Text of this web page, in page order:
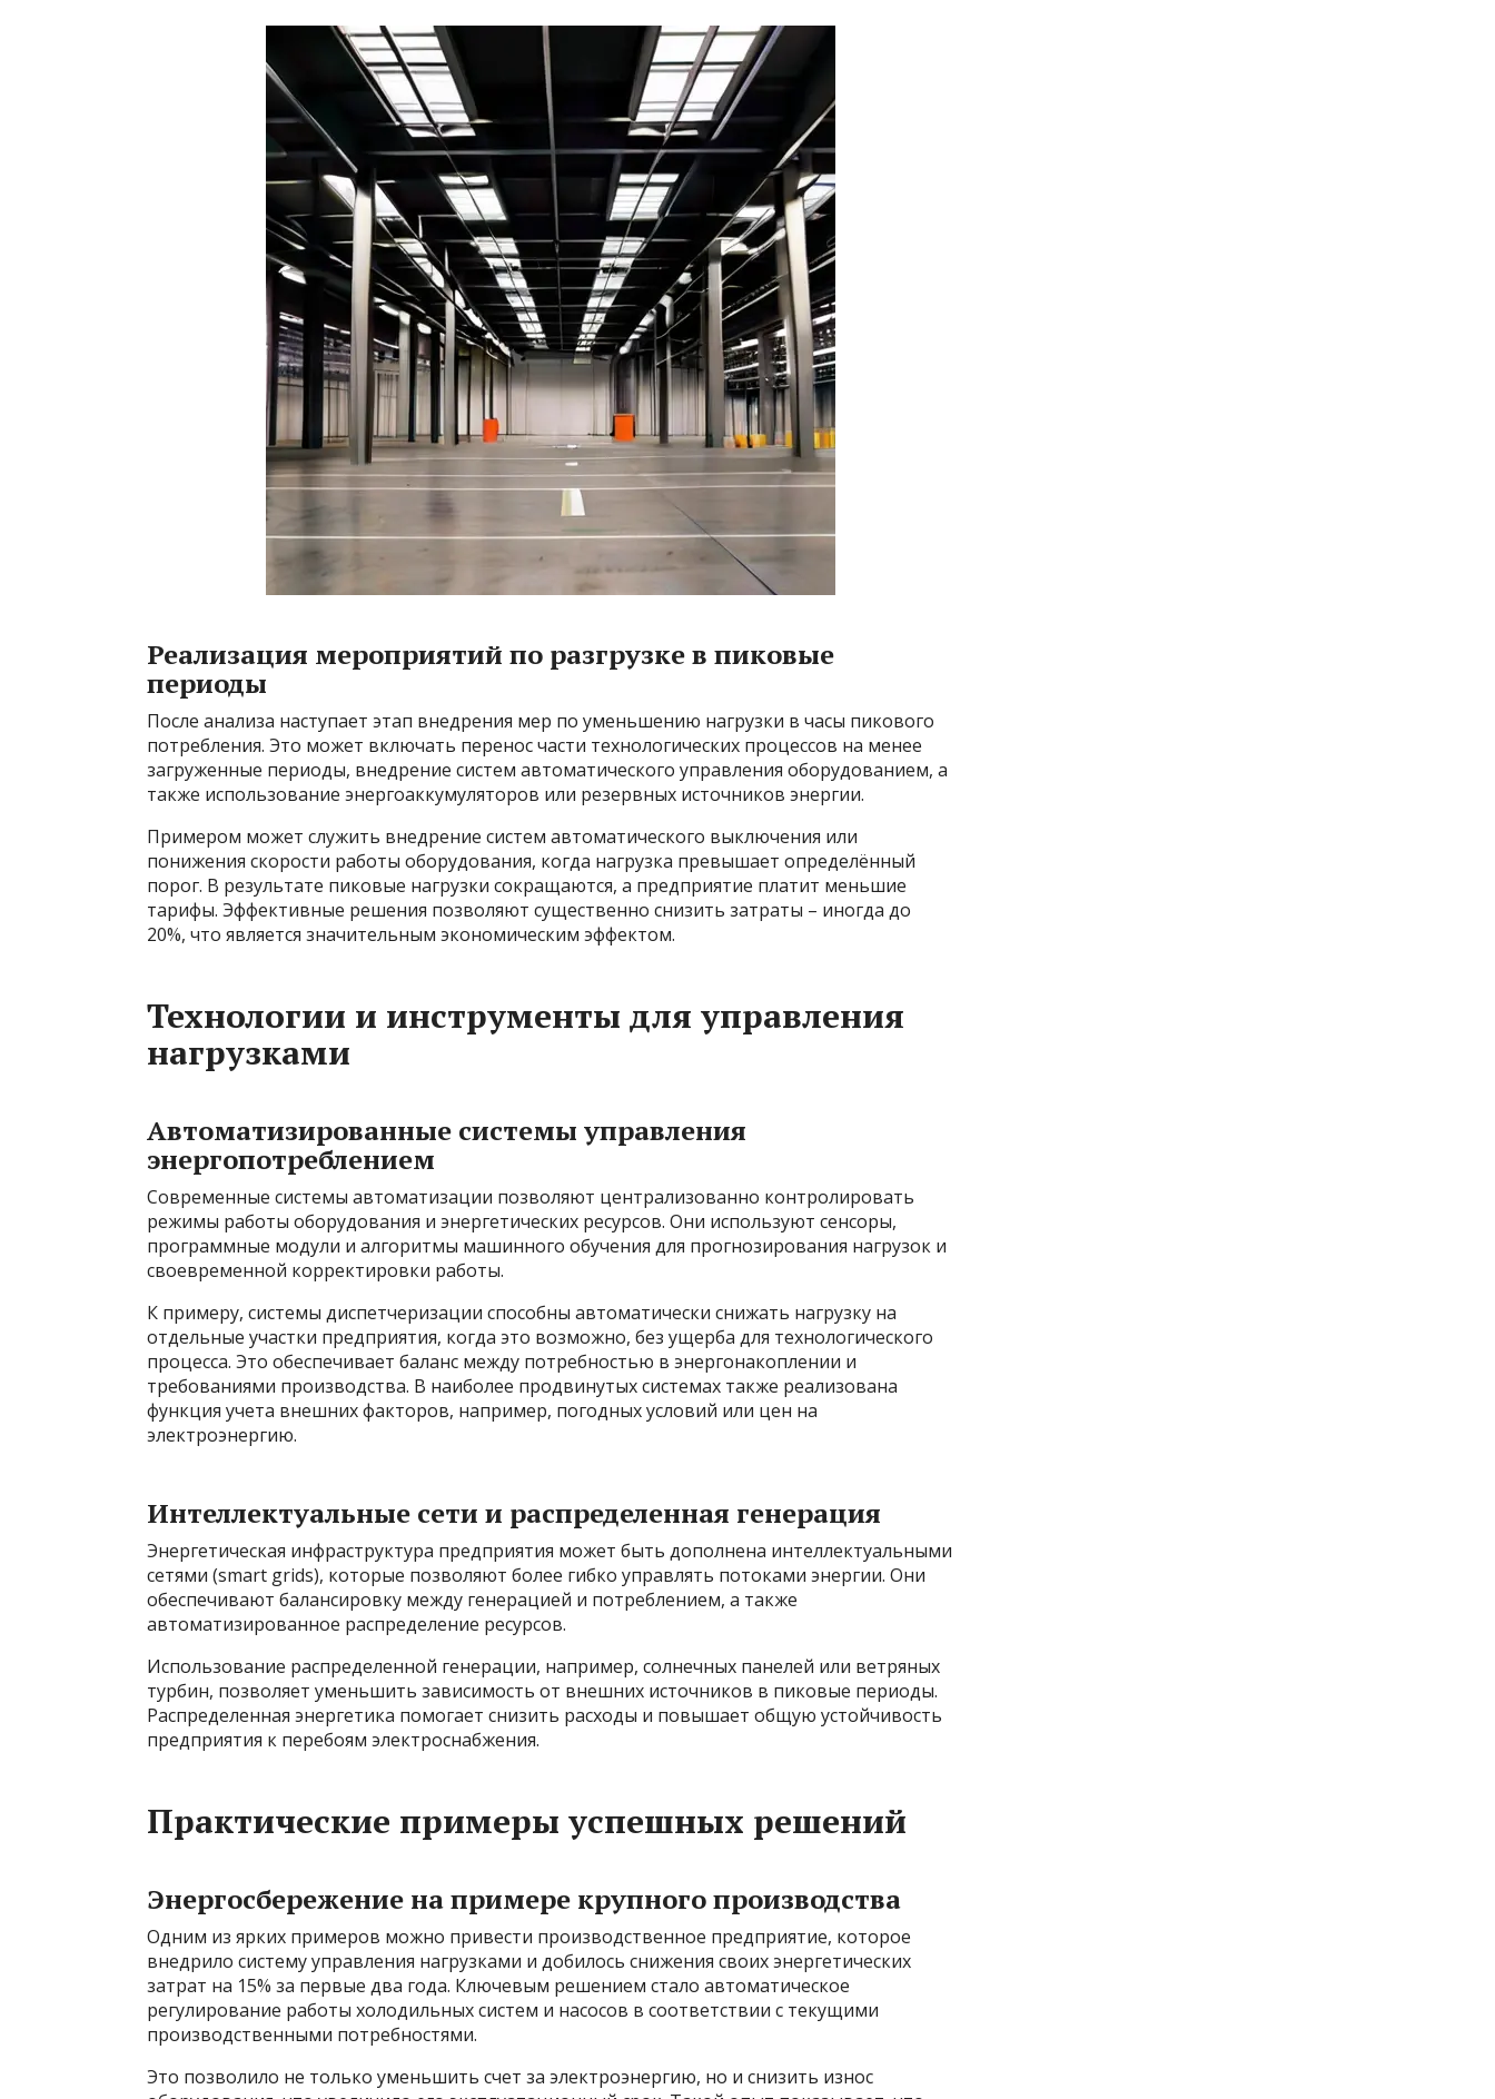
Реализация мероприятий по разгрузке в пиковые
периоды
После анализа наступает этап внедрения мер по уменьшению нагрузки в часы пикового
потребления. Это может включать перенос части технологических процессов на менее
загруженные периоды, внедрение систем автоматического управления оборудованием, а
также использование энергоаккумуляторов или резервных источников энергии.
Примером может служить внедрение систем автоматического выключения или
понижения скорости работы оборудования, когда нагрузка превышает определённый
порог. В результате пиковые нагрузки сокращаются, а предприятие платит меньшие
тарифы. Эффективные решения позволяют существенно снизить затраты – иногда до
20%, что является значительным экономическим эффектом.
Технологии и инструменты для управления
нагрузками
Автоматизированные системы управления
энергопотреблением
Современные системы автоматизации позволяют централизованно контролировать
режимы работы оборудования и энергетических ресурсов. Они используют сенсоры,
программные модули и алгоритмы машинного обучения для прогнозирования нагрузок и
своевременной корректировки работы.
К примеру, системы диспетчеризации способны автоматически снижать нагрузку на
отдельные участки предприятия, когда это возможно, без ущерба для технологического
процесса. Это обеспечивает баланс между потребностью в энергонакоплении и
требованиями производства. В наиболее продвинутых системах также реализована
функция учета внешних факторов, например, погодных условий или цен на
электроэнергию.
Интеллектуальные сети и распределенная генерация
Энергетическая инфраструктура предприятия может быть дополнена интеллектуальными
сетями (smart grids), которые позволяют более гибко управлять потоками энергии. Они
обеспечивают балансировку между генерацией и потреблением, а также
автоматизированное распределение ресурсов.
Использование распределенной генерации, например, солнечных панелей или ветряных
турбин, позволяет уменьшить зависимость от внешних источников в пиковые периоды.
Распределенная энергетика помогает снизить расходы и повышает общую устойчивость
предприятия к перебоям электроснабжения.
Практические примеры успешных решений
Энергосбережение на примере крупного производства
Одним из ярких примеров можно привести производственное предприятие, которое
внедрило систему управления нагрузками и добилось снижения своих энергетических
затрат на 15% за первые два года. Ключевым решением стало автоматическое
регулирование работы холодильных систем и насосов в соответствии с текущими
производственными потребностями.
Это позволило не только уменьшить счет за электроэнергию, но и снизить износ